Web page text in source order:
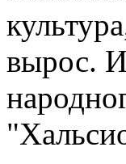
вырос. И